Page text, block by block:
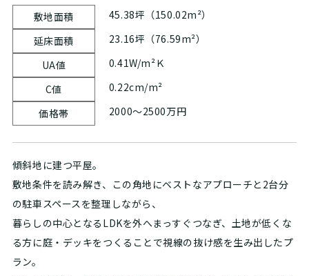
敷地面積
45.38坪（150.02m²）
延床面積
23.16坪（76.59m²）
UA値
0.41W/m²Ｋ
C値
0.22cm/m²
価格帯
2000～2500万円
傾斜地に建つ平屋。
敷地条件を読み解き、この角地にベストなアプローチと2台分
の駐車スペースを整理しながら、
暮らしの中心となるLDKを外へまっすぐつなぎ、土地が低くな
る方に庭・デッキをつくることで視線の抜け感を生み出したプ
ラン。